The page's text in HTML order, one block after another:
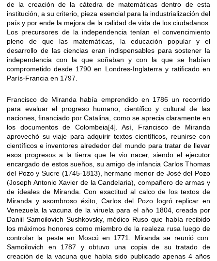
de la creación de la cátedra de matemáticas dentro de esta
institución, a su criterio, pieza esencial para la industrialización del
país y por ende la mejora de la calidad de vida de los ciudadanos.
Los precursores de la independencia tenían el convencimiento
pleno de que las matemáticas, la educación popular y el
desarrollo de las ciencias eran indispensables para sostener la
independencia con la que soñaban y con la que se habían
comprometido desde 1790 en Londres-Inglaterra y ratificado en
París-Francia en 1797.
Francisco de Miranda había emprendido en 1786 un recorrido
para evaluar el progreso humano, científico y cultural de las
naciones, financiado por Catalina, como se aprecia claramente en
los documentos de Colombeia[4]. Así, Francisco de Miranda
aprovechó su viaje para adquirir textos científicos, reunirse con
científicos e inventores alrededor del mundo para tratar de llevar
esos progresos a la tierra que le vio nacer, siendo el ejecutor
encargado de estos sueños, su amigo de infancia Carlos Thomas
del Pozo y Sucre (1745-1813), hermano menor de José del Pozo
(Joseph Antonio Xavier de la Candelaria), compañero de armas y
de ideales de Miranda. Con exactitud al calco de los textos de
Miranda y asombroso éxito, Carlos del Pozo logró replicar en
Venezuela la vacuna de la viruela para el año 1804, creada por
Daniil Samoilovich Sushkovsky, médico Ruso que había recibido
los máximos honores como miembro de la realeza rusa luego de
controlar la peste en Moscú en 1771. Miranda se reunió con
Samoilovich en 1787 y obtuvo una copia de su tratado de
creación de la vacuna que había sido publicado apenas 4 años